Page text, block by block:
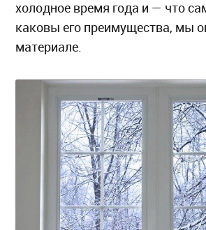
холодное время года и — что
каковы его преимущества, мы
материале.